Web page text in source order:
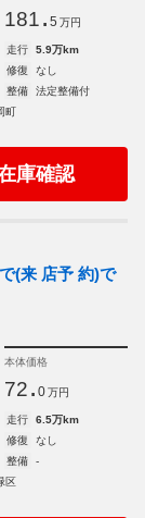
181. 5 万円
走行
5.9万km
修復
なし
整備
法定整備付
町
庫確認
(来 店予 約)で
本体価格
72. 0 万円
走行
6.5万km
修復
なし
整備
-
区